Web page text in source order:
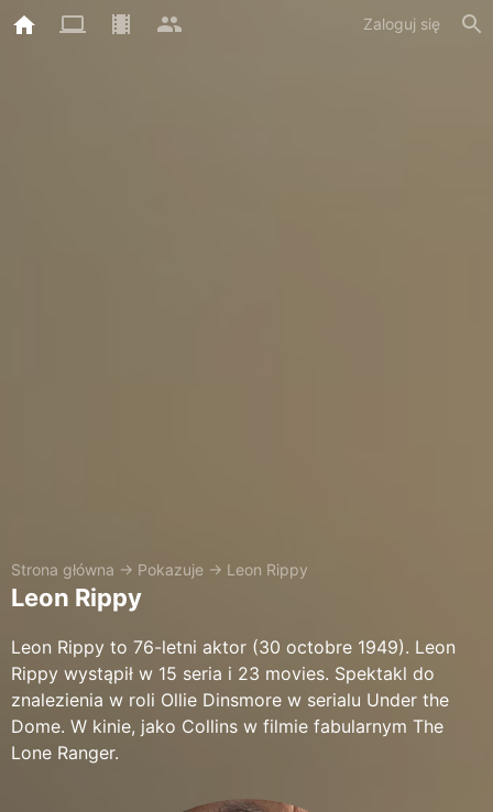
Zaloguj się
Strona główna → Pokazuje → Leon Rippy
Leon Rippy
Leon Rippy to 76-letni aktor (30 octobre 1949). Leon
Rippy wystąpił w 15 seria i 23 movies. Spektakl do
znalezienia w roli Ollie Dinsmore w serialu Under the
Dome. W kinie, jako Collins w filmie fabularnym The
Lone Ranger.